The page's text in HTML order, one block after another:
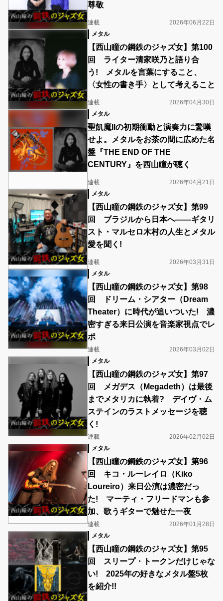
尊敬
連載
2026年06月22日
メタル
【西山瞳の鋼鉄のジャズ女】第100
回 ライター清家咲乃と語り合
う! メタルを言葉にすること、
〈女性の書き手〉として考えること
連載
2026年04月30日
メタル
聖飢魔IIの初期衝動と演奏力に驚嘆
せよ。メタルをお茶の間に広めた名
盤『THE END OF THE
CENTURY』を西山瞳が聴く
連載
2026年04月21日
メタル
【西山瞳の鋼鉄のジャズ女】第99
回 ブラジルから日本へ――ギタリ
スト・マルセロ木村の人生とメタル
愛を聞く!
連載
2026年03月31日
メタル
【西山瞳の鋼鉄のジャズ女】第98
回 ドリーム・シアター（Dream
Theater）に時代が追いついた! 濃
密すぎる来日公演を音楽家視点でレ
ポ
連載
2026年03月02日
メタル
【西山瞳の鋼鉄のジャズ女】第97
回 メガデス（Megadeth）は最後
までメタリカに執着? デイヴ・ム
ステインのラストメッセージを聴
く!
連載
2026年02月02日
メタル
【西山瞳の鋼鉄のジャズ女】第96
回 キコ・ルーレイロ（Kiko
Loureiro）来日公演は濃密だっ
た! マーティ・フリードマンも参
加、歌うギターで魅せた一夜
連載
2026年01月28日
メタル
【西山瞳の鋼鉄のジャズ女】第95
回 スリープ・トークンだけじゃな
い! 2025年の好きなメタル盤5枚
を紹介!!